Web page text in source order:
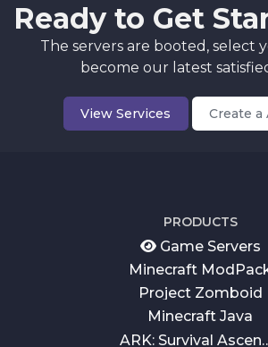
Ready to Get
The servers are booted, select
become our latest
View Services Create a
PRODUCTS
Game Servers
Minecraft
Project Zomboid
Minecraft Java
ARK: